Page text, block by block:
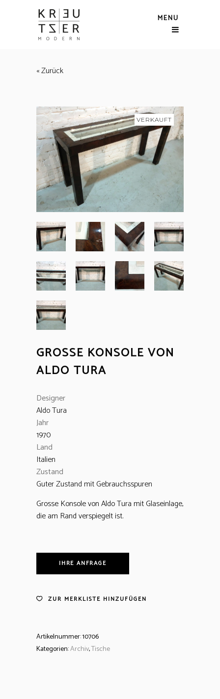
MENU
« Zurück
VERKAUFT
GROSSE KONSOLE VON
ALDO TURA
Designer
Aldo Tura
Jahr
1970
Land
Italien
Zustand
Guter Zustand mit Gebrauchsspuren
Grosse Konsole von Aldo Tura mit Glaseinlage,
die am Rand verspiegelt ist.
IHRE ANFRAGE
ZUR MERKLISTE HINZUFÜGEN
Artikelnummer:10706
Kategorien:Archiv,Tische